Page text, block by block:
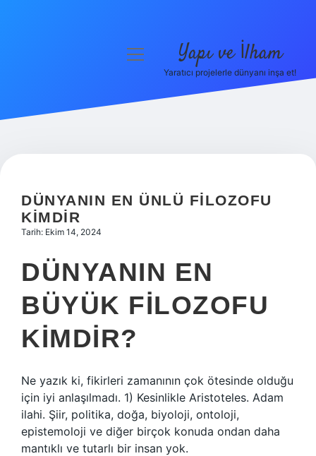
Hakkımızda
menüyü
Yapı ve İlham
Yaratıcı projelerle dünyanı inşa et!
DÜNYANIN EN ÜNLÜ FILOZOFU
KIMDIR
Tarih: Ekim 14, 2024
DÜNYANIN EN
BÜYÜK FILOZOFU
KIMDIR?
Ne yazık ki, fikirleri zamanının çok ötesinde olduğu
için iyi anlaşılmadı. 1) Kesinlikle Aristoteles. Adam
ilahi. Şiir, politika, doğa, biyoloji, ontoloji,
epistemoloji ve diğer birçok konuda ondan daha
mantıklı ve tutarlı bir insan yok.